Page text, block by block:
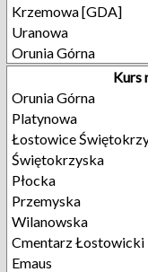
Krzemowa [GDA]
Uranowa
Orunia Górna
Kurs
Orunia Górna
Platynowa
Łostowice
Świętokrzyska
Płocka
Przemyska
Wilanowska
Cmentarz Łostowicki
Emaus